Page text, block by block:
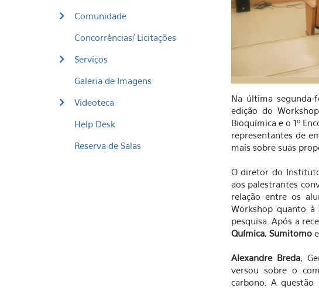
Comunidade
Concorrências/ Licitações
Serviços
Galeria de Imagens
Videoteca
Help Desk
Reserva de Salas
Na última segunda-
edição do
Bioquímica e o 1º
representantes de
mais sobre suas
O diretor do
aos palestrantes
relação entre os
Workshop quanto à
pesquisa. Após a
Química, Sumitomoe
Alexandre Breda,
versou sobre o
carbono. A